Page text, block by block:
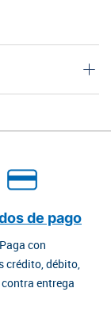
de pago
Paga con
crédito, débito,
contra entrega